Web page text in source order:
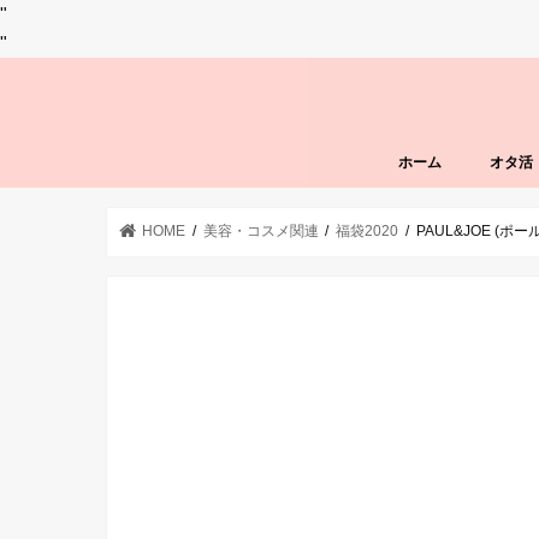
"
"
ホーム オタ活
HOME 美容・コスメ関連 福袋2020 PAUL&JOE (ポー